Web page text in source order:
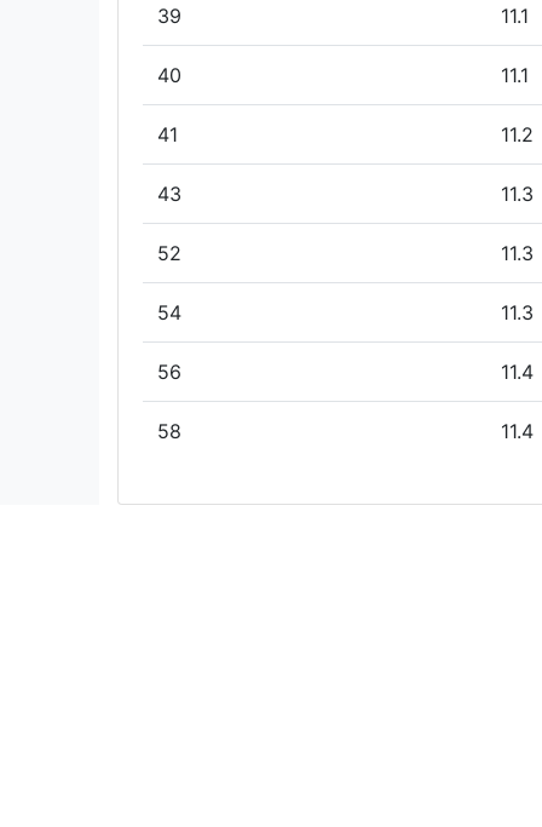
39 11.1
40 11.1
41 11.2
43 11.3
52 11.3
54 11.3
56 11.4
58 11.4